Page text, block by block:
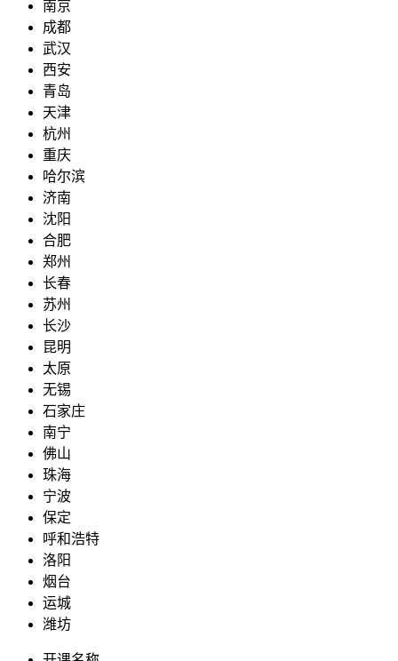
南京
成都
武汉
西安
青岛
天津
杭州
重庆
哈尔滨
济南
沈阳
合肥
郑州
长春
苏州
长沙
昆明
太原
无锡
石家庄
南宁
佛山
珠海
宁波
保定
呼和浩特
洛阳
烟台
运城
潍坊